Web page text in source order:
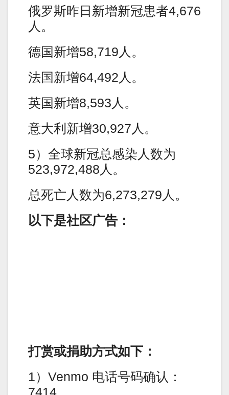
俄罗斯昨日新增新冠患者4,676
人。
德国新增58,719人。
法国新增64,492人。
英国新增8,593人。
意大利新增30,927人。
5）全球新冠总感染人数为
523,972,488人。
总死亡人数为6,273,279人。
以下是社区广告：
打赏或捐助方式如下：
1）Venmo 电话号码确认：
7414